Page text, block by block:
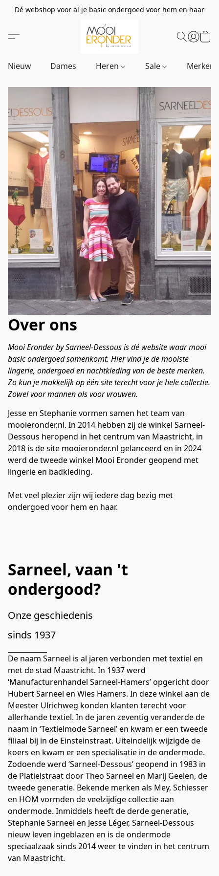
Dé webshop voor al je basic ondergoed voor hem en haar
Nieuw Dames Heren Sale Merken
Over ons
Mooi Eronder by Sarneel-Dessous is dé website waar mooi
basic ondergoed samenkomt. Hier vind je de mooiste
lingerie, ondergoed en nachtkleding van de beste merken.
Zo kun je makkelijk op één site terecht voor je hele collectie.
Zowel voor mannen als voor vrouwen.
Jesse en Stephanie vormen samen het team van
mooieronder.nl. In 2014 hebben zij de winkel Sarneel-
Dessous heropend in het centrum van Maastricht, in
2018 is de site mooieronder.nl gelanceerd en in 2024
werd de tweede winkel Mooi Eronder geopend met
lingerie en badkleding.
Met veel plezier zijn wij iedere dag bezig met
ondergoed voor hem en haar.
Sarneel, vaan 't
ondergood?
Onze geschiedenis
sinds 1937
De naam Sarneel is al jaren verbonden met textiel en
met de stad Maastricht. In 1937 werd
‘Manufacturenhandel Sarneel-Hamers’ opgericht door
Hubert Sarneel en Wies Hamers. In deze winkel aan de
Meester Ulrichweg konden klanten terecht voor
allerhande textiel. In de jaren zeventig veranderde de
naam in ‘Textielmode Sarneel’ en kwam er een tweede
filiaal bij in de Einsteinstraat. Uiteindelijk wijzigde de
koers en kwam er een specialisatie in de ondermode.
Zodoende werd ‘Sarneel-Dessous’ geopend in 1983 in
de Platielstraat door Theo Sarneel en Marij Geelen, de
tweede generatie. Bekende merken als Mey, Schiesser
en HOM vormden de veelzijdige collectie aan
ondermode. Inmiddels heeft de derde generatie,
Stephanie Sarneel en Jesse Léger, Sarneel-Dessous
nieuw leven ingeblazen en is de ondermode
speciaalzaak sinds 2014 weer te vinden in het centrum
van Maastricht.